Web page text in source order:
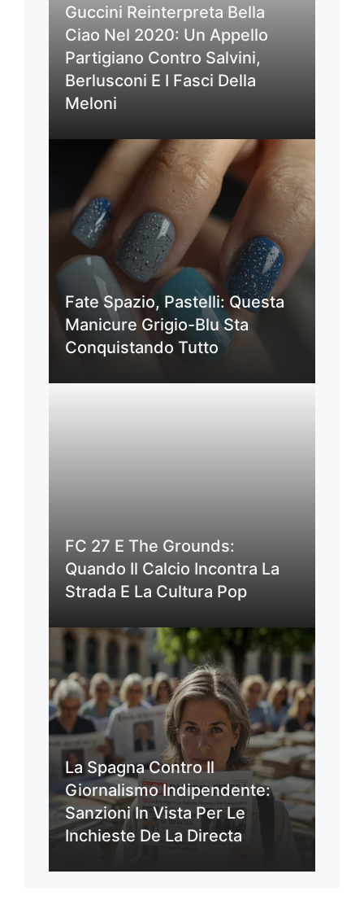
Guccini Reinterpreta Bella
Ciao Nel 2020: Un Appello
Partigiano Contro Salvini,
Berlusconi E I Fasci Della
Meloni
Fate Spazio, Pastelli: Questa
Manicure Grigio-Blu Sta
Conquistando Tutto
FC 27 E The Grounds:
Quando Il Calcio Incontra La
Strada E La Cultura Pop
La Spagna Contro Il
Giornalismo Indipendente:
Sanzioni In Vista Per Le
Inchieste De La Directa